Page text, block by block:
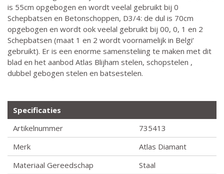
is 55cm opgebogen en wordt veelal gebruikt bij 0
Schepbatsen en Betonschoppen, D3/4: de dul is 70cm
opgebogen en wordt ook veelal gebruikt bij 00, 0, 1 en 2
Schepbatsen (maat 1 en 2 wordt voornamelijk in Belgi‘
gebruikt). Er is een enorme samensteliing te maken met dit
blad en het aanbod Atlas Blijham stelen, schopstelen ,
dubbel gebogen stelen en batsestelen.
Specificaties
Artikelnummer
735413
Merk
Atlas Diamant
Materiaal Gereedschap
Staal